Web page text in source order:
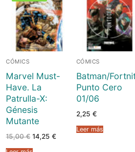
CÓMICS
Marvel Must-
Have. La
Patrulla-X:
Génesis
Mutante
15,00€ El
precio
original
14,25 €El
CÓMICS
Batman/
Punto Cero
01/06
2,25 €
Leer más